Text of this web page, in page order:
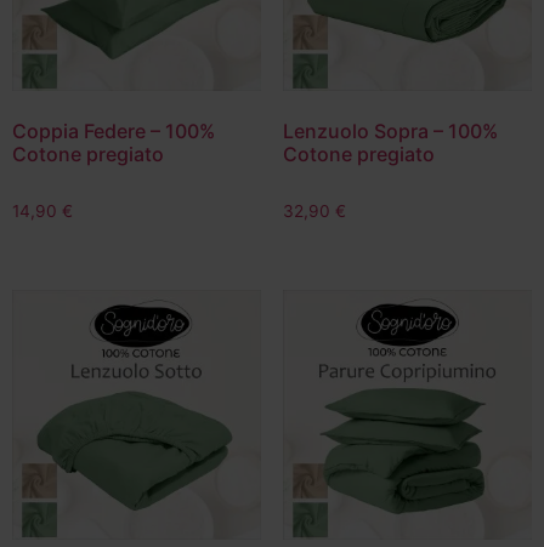
Coppia Federe – 100%
Cotone pregiato
14,90 €
Lenzuolo Sopra – 100%
Cotone pregiato
32,90 €